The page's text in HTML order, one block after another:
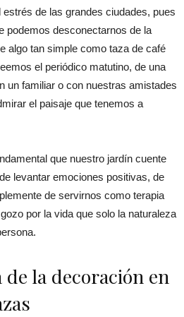
de las grandes ciudades, pues
podemos desconectarnos de la
algo tan simple como taza de café
el periódico matutino, de una
un familiar o con nuestras amistades
el paisaje que tenemos a
que nuestro jardín cuente
levantar emociones positivas, de
de servirnos como terapia
por la vida que solo la naturaleza
la decoración en